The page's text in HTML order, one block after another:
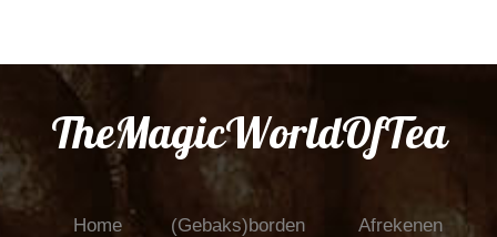
TheMagicWorldOfTea
Home (Gebaks)borden Afrekenen